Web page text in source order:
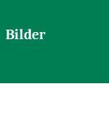
Bilder